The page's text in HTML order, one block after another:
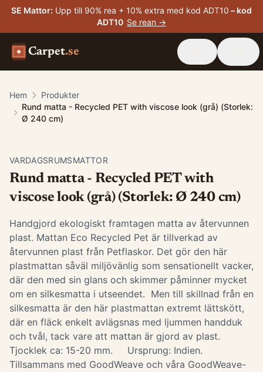
SE Mattor: Upp till 90% rea + 10% extra med kod ADT10 – kod
ADT10 Se rean →
Carpet.se
Hem
Produkter
Rund matta - Recycled PET with viscose look (grå) (Storlek:
Ø 240 cm)
VARDAGSRUMSMATTOR
Rund matta - Recycled PET with
viscose look (grå) (Storlek: Ø 240 cm)
Handgjord ekologiskt framtagen matta av återvunnen
plast. Mattan Eco Recycled Pet är tillverkad av
återvunnen plast från Petflaskor. Det gör den här
plastmattan såväl miljövänlig som sensationellt vacker,
där den med sin glans och skimmer påminner mycket
om en silkesmatta i utseendet. Men till skillnad från en
silkesmatta är den här plastmattan extremt lättskött,
där en fläck enkelt avlägsnas med ljummen handduk
och tvål, tack vare att mattan är gjord av plast.
Tjocklek ca: 15-20 mm. Ursprung: Indien.
Tillsammans med GoodWeave och våra GoodWeave-